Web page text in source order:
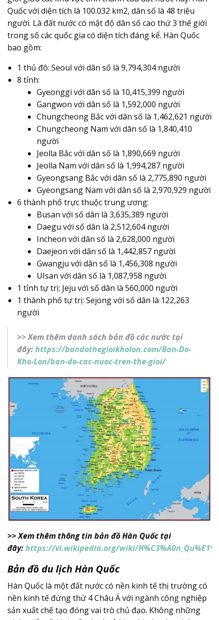
Quốc với diện tích là 100.032 km2, dân số là 48 triệu
người. Là đất nước có mật độ dân số cao thứ 3 thế giới
trong số các quốc gia có diện tích đáng kể. Hàn Quốc
bao gồm:
1 thủ đô: Seoul với dân số là 9,794,304 người
8 tỉnh:
Gyeonggi với dân số là 10,415,399 người
Gangwon với dân số là 1,592,000 người
Chungcheong Bắc với dân số là 1,462,621 người
Chungcheong Nam với dân số là 1,840,410
người
Jeolla Bắc với dân số là 1,890,669 người
Jeolla Nam với dân số là 1,994,287 người
Gyeongsang Bắc với dân số là 2,775,890 người
Gyeongsang Nam với dân số là 2,970,929 người
6 thành phố trực thuộc trung ương:
Busan với số dân là 3,635,389 người
Daegu với số dân là 2,512,604 người
Incheon với dân số là 2,628,000 người
Daejeon với dân số là 1,442,857 người
Gwangju với dân số là 1,456,308 người
UIsan với dân số là 1,087,958 người
1 tỉnh tự trị: Jeju với số dân là 560,000 người
1 thành phố tự trị: Sejong với số dân là 122,263
người
>> Xem thêm danh sách bản đồ các nước tại
đây:https://bandothegioikholon.com/Ban-Do-
Kho-Lon/ban-do-cac-nuoc-tren-the-gioi/
>> Xem thêm thông tin bản đồ Hàn Quốc tại
đây:https://vi.wikipedia.org/wiki/
Bản đồ du lịch Hàn Quốc
Hàn Quốc là một đất nước có nền kinh tế thị trường có
nền kinh tế đứng thứ 4 Châu Á với ngành công nghiệp
sản xuất chế tạo đóng vai trò chủ đạo. Không những